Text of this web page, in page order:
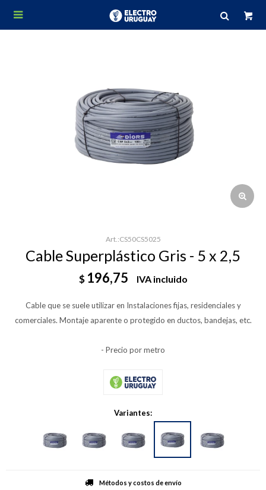

CS50CS5025
Cable Superplástico Gris - 5 x 2,5
$ 196,75 IVA incluido
Cable que se suele utilizar en Instalaciones fijas, residenciales y
comerciales. Montaje aparente o protegido en ductos, bandejas, etc.
- Precio por metro
Variantes:
Métodos y costos de envío